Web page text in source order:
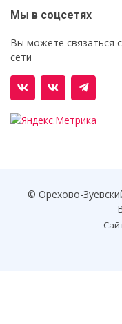
Мы в соцсетях
Вы можете связаться
сети
© Орехово-